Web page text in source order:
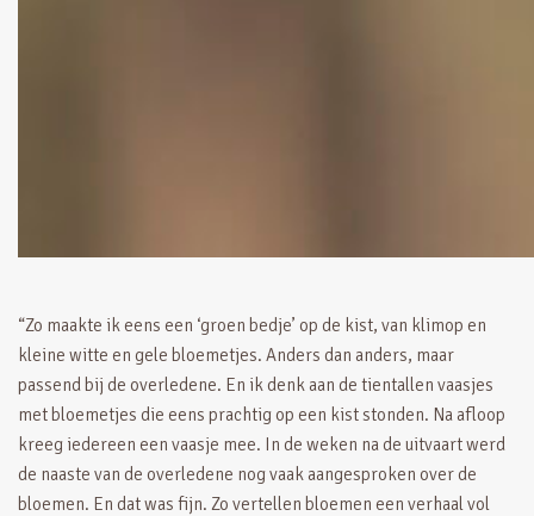
“Zo maakte ik eens een ‘groen bedje’ op de kist, van klimop en
kleine witte en gele bloemetjes. Anders dan anders, maar
passend bij de overledene. En ik denk aan de tientallen vaasjes
met bloemetjes die eens prachtig op een kist stonden. Na afloop
kreeg iedereen een vaasje mee. In de weken na de uitvaart werd
de naaste van de overledene nog vaak aangesproken over de
bloemen. En dat was fijn. Zo vertellen bloemen een verhaal vol